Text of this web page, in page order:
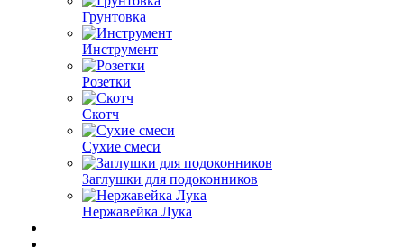
Грунтовка
Инструмент
Розетки
Скотч
Сухие смеси
Заглушки для подоконников
Нержавейка Лука